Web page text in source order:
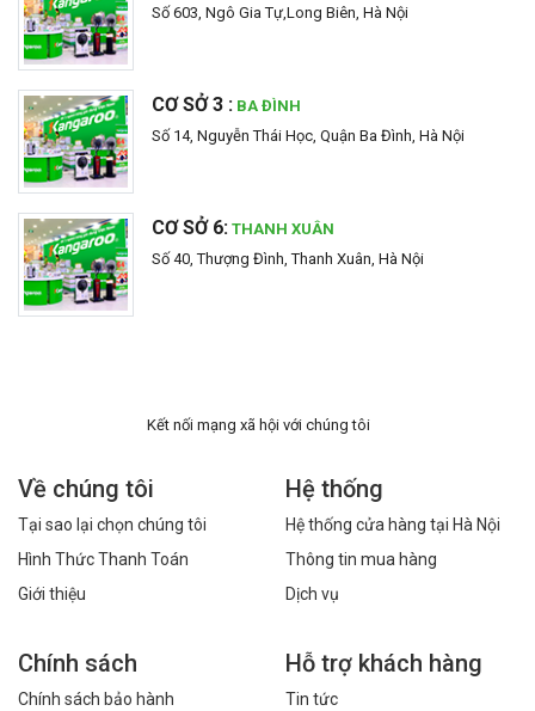
Số 603, Ngô Gia Tự,Long Biên, Hà Nội
CƠ SỞ 3 : BA ĐÌNH
Số 14, Nguyễn Thái Học, Quận Ba Đình, Hà Nội
CƠ SỞ 6: THANH XUÂN
Số 40, Thượng Đình, Thanh Xuân, Hà Nội
Kết nối mạng xã hội với chúng tôi
Về chúng tôi
Tại sao lại chọn chúng tôi
Hình Thức Thanh Toán
Giới thiệu
Hệ thống
Hệ thống cửa hàng tại Hà Nội
Thông tin mua hàng
Dịch vụ
Chính sách
Chính sách bảo hành
Hỗ trợ khách hàng
Tin tức